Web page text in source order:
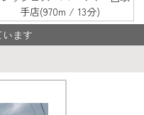
手店(970m / 13分)
ます